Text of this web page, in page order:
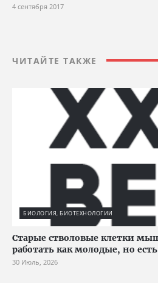
4 сентября 2017
ЧИТАЙТЕ ТАКЖЕ
БИОЛОГИЯ, БИОТЕХНОЛОГИИ
Старые стволовые клетки
работать как молодые, но
30 Июль, 2026